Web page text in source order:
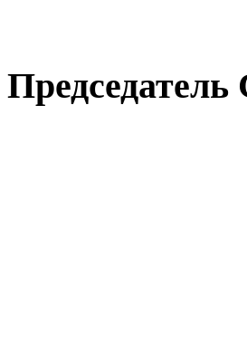
Председатель